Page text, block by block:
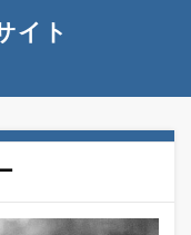
イト